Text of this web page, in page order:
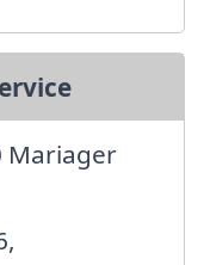
Mariager